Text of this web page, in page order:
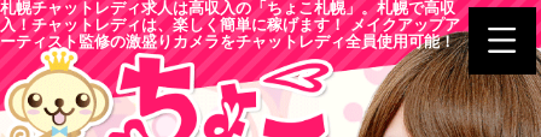
札幌チャットレディ求人は高収入の「ちょこ札幌」。札幌で高収
入！チャットレディは、楽しく簡単に稼げます！ メイクアップア
ーティスト監修の激盛りカメラをチャットレディ全員使用可能！